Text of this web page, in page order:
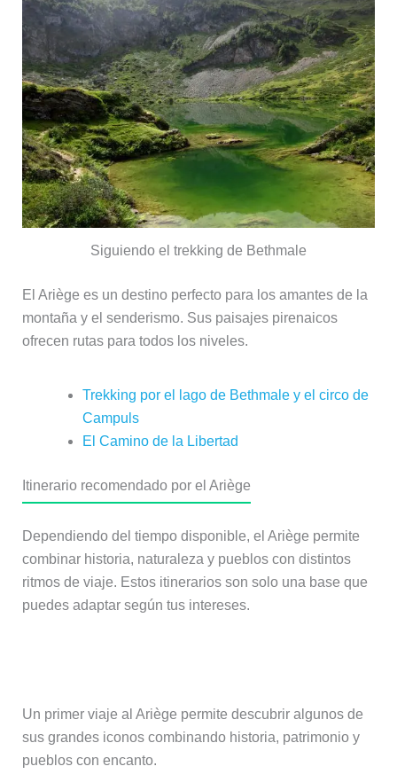
Siguiendo el trekking de Bethmale
El Ariège es un destino perfecto para los amantes de la
montaña y el senderismo. Sus paisajes pirenaicos
ofrecen rutas para todos los niveles.
Trekking por el lago de Bethmale y el circo de
Campuls
El Camino de la Libertad
Itinerario recomendado por el Ariège
Dependiendo del tiempo disponible, el Ariège permite
combinar historia, naturaleza y pueblos con distintos
ritmos de viaje. Estos itinerarios son solo una base que
puedes adaptar según tus intereses.
Un primer viaje al Ariège permite descubrir algunos de
sus grandes iconos combinando historia, patrimonio y
pueblos con encanto.